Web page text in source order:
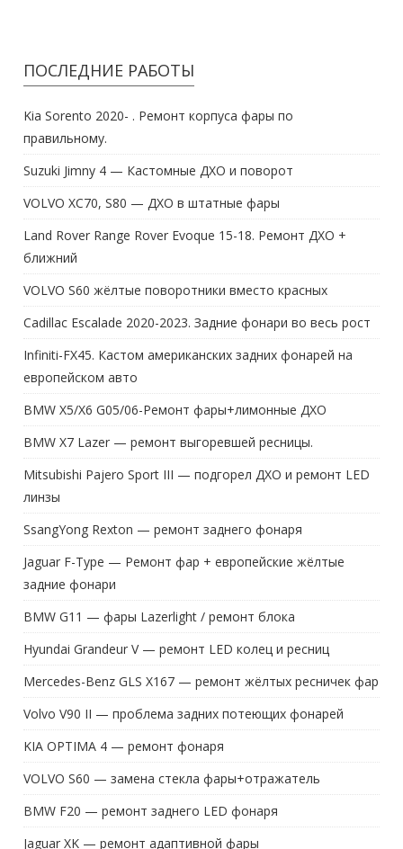
правильному.
Suzuki Jimny 4 — Кастомные ДХО и поворот
VOLVO XC70, S80 — ДХО в штатные фары
Land Rover Range Rover Evoque 15-18. Ремонт ДХО +
ближний
VOLVO S60 жёлтые поворотники вместо красных
Cadillac Escalade 2020-2023. Задние фонари во весь рост
Infiniti-FX45. Кастом американских задних фонарей на
европейском авто
BMW X5/X6 G05/06-Ремонт фары+лимонные ДХО
BMW X7 Lazer — ремонт выгоревшей ресницы.
Mitsubishi Pajero Sport III — подгорел ДХО и ремонт LED
линзы
SsangYong Rexton — ремонт заднего фонаря
Jaguar F-Type — Ремонт фар + европейские жёлтые
задние фонари
BMW G11 — фары Lazerlight / ремонт блока
Hyundai Grandeur V — ремонт LED колец и ресниц
Mercedes-Benz GLS X167 — ремонт жёлтых ресничек фар
Volvo V90 II — проблема задних потеющих фонарей
KIA OPTIMA 4 — ремонт фонаря
VOLVO S60 — замена стекла фары+отражатель
BMW F20 — ремонт заднего LED фонаря
Jaguar XK — ремонт адаптивной фары